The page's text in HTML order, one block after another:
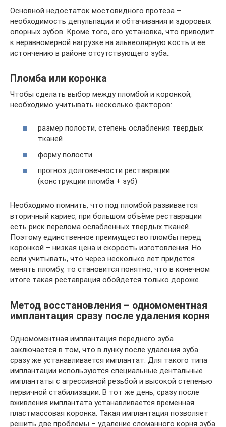
Основной недостаток мостовидного протеза –
необходимость депульпации и обтачивания и здоровых
опорных зубов. Кроме того, его установка, что приводит
к неравномерной нагрузке на альвеолярную кость и ее
истончению в районе отсутствующего зуба..
Пломба или коронка
Чтобы сделать выбор между пломбой и коронкой,
необходимо учитывать несколько факторов:
размер полости, степень ослабления твердых
тканей
форму полости
прогноз долговечности реставрации
(конструкции пломба + зуб)
Необходимо помнить, что под пломбой развивается
вторичный кариес, при большом объёме реставрации
есть риск перелома ослабленных твердых тканей.
Поэтому единственное преимущество пломбы перед
коронкой – низкая цена и скорость изготовления. Но
если учитывать, что через несколько лет придется
менять пломбу, то становится понятно, что в конечном
итоге такая реставрация обойдется только дороже.
Метод восстановления – одномоментная
имплантация сразу после удаления корня
Одномоментная имплантация переднего зуба
заключается в том, что в лунку после удаления зуба
сразу же устанавливается имплантат. Для такого типа
имплантации используются специальные дентальные
имплантаты с агрессивной резьбой и высокой степенью
первичной стабилизации. В тот же день, сразу после
вживления имплантата устанавливается временная
пластмассовая коронка. Такая имплантация позволяет
решить две проблемы – удаление сломанного корня зуба